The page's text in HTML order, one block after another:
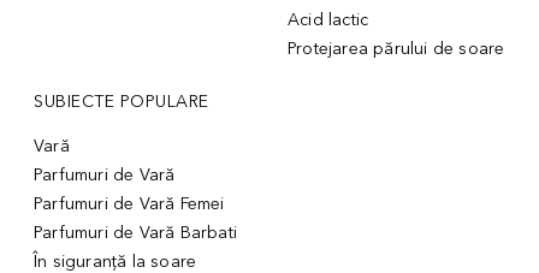
Acid lactic
Protejarea părului de soare
SUBIECTE POPULARE
Vară
Parfumuri de Vară
Parfumuri de Vară Femei
Parfumuri de Vară Barbati
În siguranță la soare